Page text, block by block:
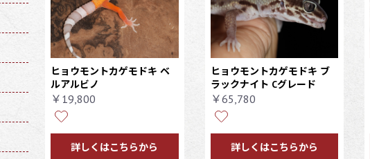
ヒョウモントカゲモドキ ベ
ルアルビノ
￥19,800
詳しくはこちらから
ヒョウモントカゲモドキ ブ
ラックナイト Cグレード
￥65,780
詳しくはこちらから